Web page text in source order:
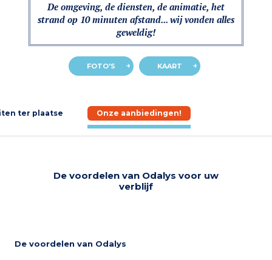
De omgeving, de diensten, de animatie, het
strand op 10 minuten afstand... wij vonden alles
geweldig!
FOTO'S KAART
ter plaatse Onze aanbiedingen!
De voordelen van Odalys voor uw
verblijf
De voordelen van Odalys